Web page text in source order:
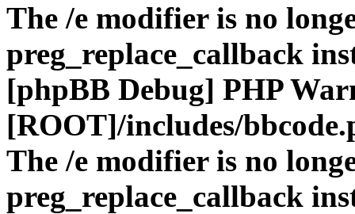
The /e modifier is no
preg_replace_callback
[phpBB Debug] PHP
[ROOT]/includes/
The /e modifier is no
preg_replace_callback